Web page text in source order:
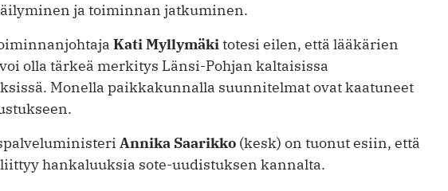
ja toiminnan jatkuminen.
Kati Myllymäkitotesi eilen, että lääkärien
olla tärkeä merkitys Länsi-Pohjan kaltaisissa
Monella paikkakunnalla suunnitelmat ovat kaatuneet
Annika Saarikko (kesk) on tuonut esiin, että
hankaluuksia sote-uudistuksen kannalta.